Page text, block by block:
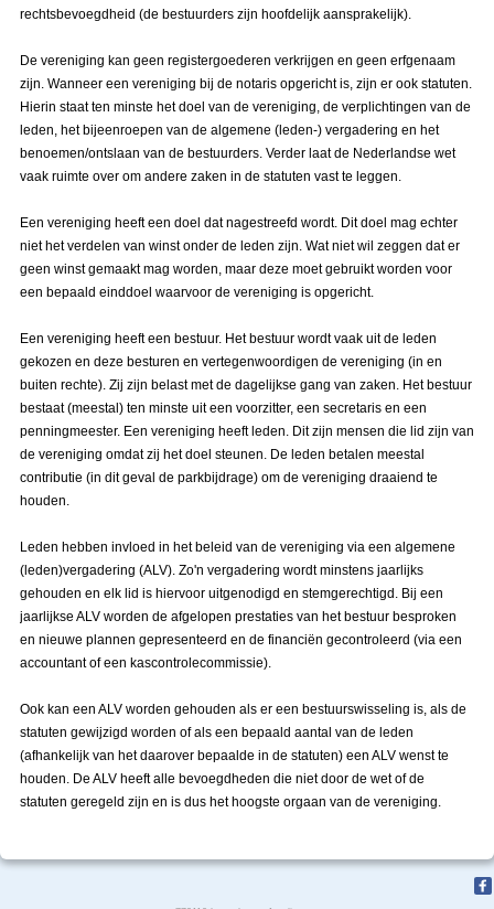
rechtsbevoegdheid (de bestuurders zijn hoofdelijk aansprakelijk).
De vereniging kan geen registergoederen verkrijgen en geen erfgenaam
zijn. Wanneer een vereniging bij de notaris opgericht is, zijn er ook statuten.
Hierin staat ten minste het doel van de vereniging, de verplichtingen van de
leden, het bijeenroepen van de algemene (leden-) vergadering en het
benoemen/ontslaan van de bestuurders. Verder laat de Nederlandse wet
vaak ruimte over om andere zaken in de statuten vast te leggen.
Een vereniging heeft een doel dat nagestreefd wordt. Dit doel mag echter
niet het verdelen van winst onder de leden zijn. Wat niet wil zeggen dat er
geen winst gemaakt mag worden, maar deze moet gebruikt worden voor
een bepaald einddoel waarvoor de vereniging is opgericht.
Een vereniging heeft een bestuur. Het bestuur wordt vaak uit de leden
gekozen en deze besturen en vertegenwoordigen de vereniging (in en
buiten rechte). Zij zijn belast met de dagelijkse gang van zaken. Het bestuur
bestaat (meestal) ten minste uit een voorzitter, een secretaris en een
penningmeester. Een vereniging heeft leden. Dit zijn mensen die lid zijn van
de vereniging omdat zij het doel steunen. De leden betalen meestal
contributie (in dit geval de parkbijdrage) om de vereniging draaiend te
houden.
Leden hebben invloed in het beleid van de vereniging via een algemene
(leden)vergadering (ALV). Zo'n vergadering wordt minstens jaarlijks
gehouden en elk lid is hiervoor uitgenodigd en stemgerechtigd. Bij een
jaarlijkse ALV worden de afgelopen prestaties van het bestuur besproken
en nieuwe plannen gepresenteerd en de financiën gecontroleerd (via een
accountant of een kascontrolecommissie).
Ook kan een ALV worden gehouden als er een bestuurswisseling is, als de
statuten gewijzigd worden of als een bepaald aantal van de leden
(afhankelijk van het daarover bepaalde in de statuten) een ALV wenst te
houden. De ALV heeft alle bevoegdheden die niet door de wet of de
statuten geregeld zijn en is dus het hoogste orgaan van de vereniging.